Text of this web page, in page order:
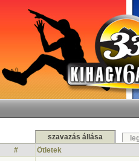
szavazás állása
#
Ötletek